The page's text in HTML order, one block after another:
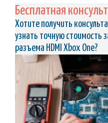
Бесплатная
Хотите получить
узнать точную стоимость
разъема HDMI Xbox One?